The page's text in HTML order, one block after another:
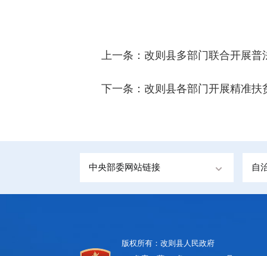
上一条：改则县多部门联合开展普
下一条：改则县各部门开展精准扶
中央部委网站链接 自
版权所有：改则县人民政府